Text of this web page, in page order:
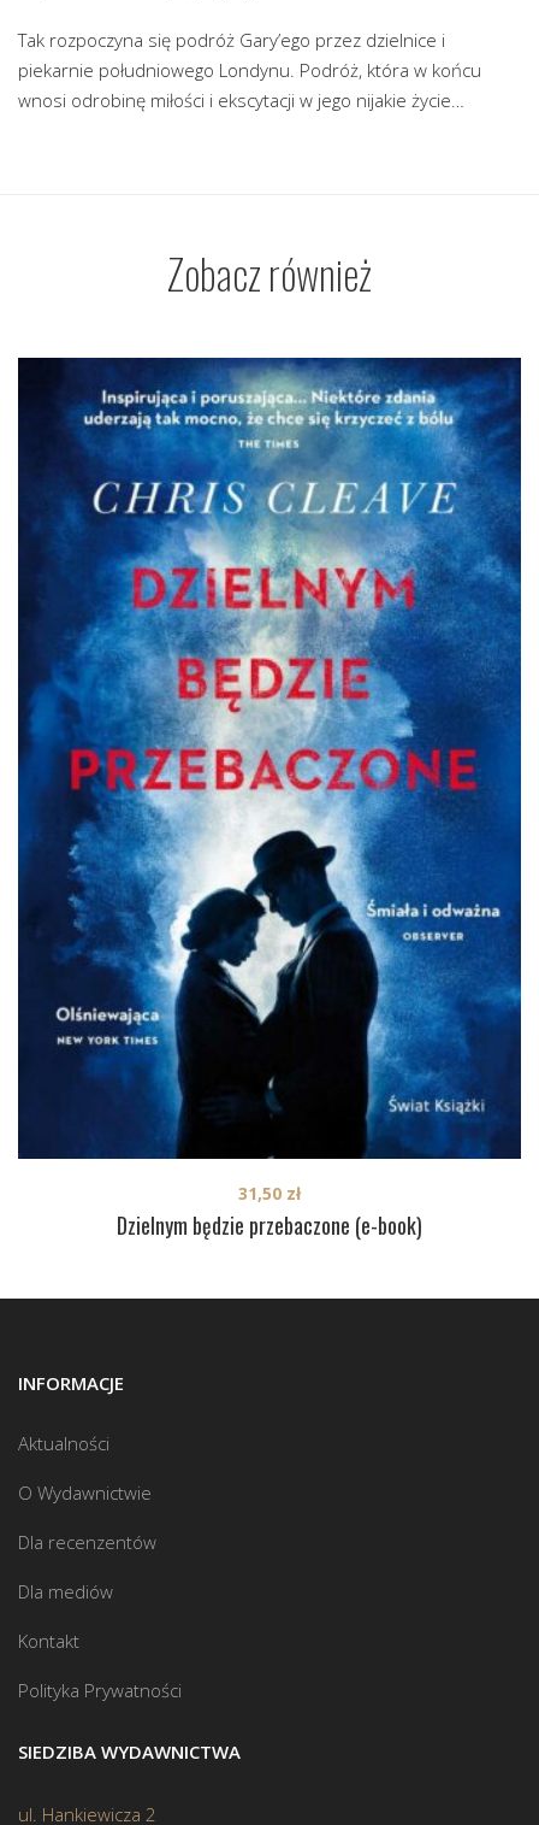
Tak rozpoczyna się podróż Gary’ego przez dzielnice i
piekarnie południowego Londynu. Podróż, która w końcu
wnosi odrobinę miłości i ekscytacji w jego nijakie życie…
Zobacz również
Dzielnym będzie przebaczone (e-book)
31,50 zł
INFORMACJE
Aktualności
O Wydawnictwie
Dla recenzentów
Dla mediów
Kontakt
Polityka Prywatności
SIEDZIBA WYDAWNICTWA
ul. Hankiewicza 2